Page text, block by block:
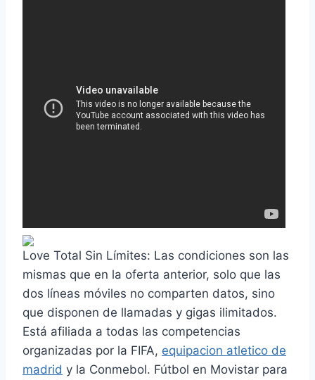
Love Total Sin Límites: Las condiciones son las
mismas que en la oferta anterior, solo que las
dos líneas móviles no comparten datos, sino
que disponen de llamadas y gigas ilimitados.
Está afiliada a todas las competencias
organizadas por la FIFA, equipacion atletico de
madrid y la Conmebol. Fútbol en Movistar para